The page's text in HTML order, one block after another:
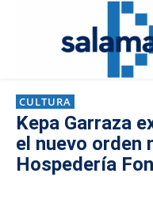
CULTURA
Kepa Garraza
el nuevo orden
Hospedería